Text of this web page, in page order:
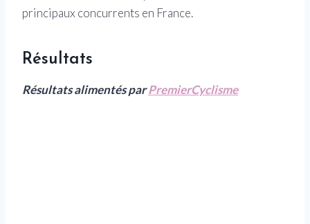
principaux concurrents en France.
Résultats
Résultats alimentés parPremierCyclisme